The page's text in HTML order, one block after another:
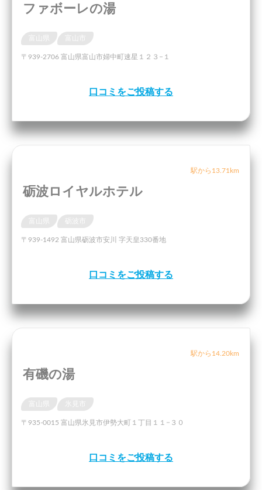
ファボーレの湯
〒939-2706 富山県富山市婦中町速星１２３−１
口コミをご投稿する
駅から13.71km
砺波ロイヤルホテル
砺波市
〒939-1492 富山県砺波市安川 字天皇330番地
口コミをご投稿する
駅から14.20km
有磯の湯
〒935-0015 富山県氷見市伊勢大町１丁目１１−３０
口コミをご投稿する